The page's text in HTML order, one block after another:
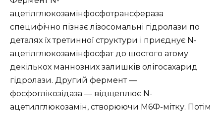
ацетілглюкозамінфосфотрансфераза
специфічно пізнає лізосомальні гідролази по
деталях їх третинної структури і приєднує N-
ацетілглюкозамінфосфат до шостого атому
декількох маннозних залишків олігосахарид
гідролази. Другий фермент —
фосфоглікозідаза — відщеплює N-
ацетилглюкозамін, створюючи М6Ф-мітку. Потім